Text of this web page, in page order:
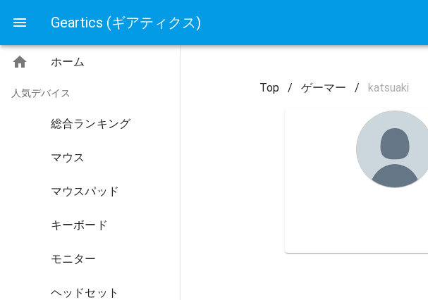
Geartics (ギアティクス)
ホーム
人気デバイス
総合ランキング
マウス
マウスパッド
キーボード
モニター
ヘッドセット
Top / ゲーマー / katsuaki